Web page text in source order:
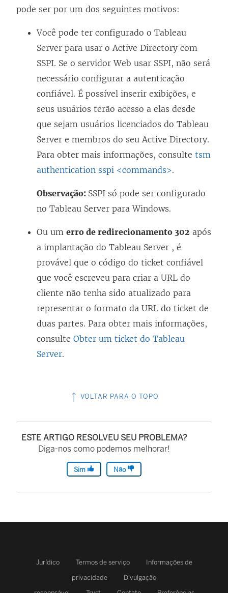
pode ser por um dos seguintes motivos:
Você pode ter configurado o Tableau
Server para usar o Active Directory com
SSPI. Se o servidor Web usar SSPI, não será
necessário configurar a autenticação
confiável. É possível inserir exibições, e
seus usuários terão acesso a elas desde
que sejam usuários licenciados do Tableau
Server e membros do seu Active Directory.
Para obter mais informações, consulte tsm
authentication sspi <commands>.
Observação: SSPI só pode ser configurado
no Tableau Server para Windows.
Ou um erro de redirecionamento 302 após
a implantação do Tableau Server , é
provável que o código do ticket confiável
que você escreveu para criar a URL do
cliente não tenha sido atualizado para
representar o formato da URL do ticket de
duas partes. Para obter mais informações,
consulte Obter um ticket do Tableau
Server.
VOLTAR PARA O TOPO
ESTE ARTIGO RESOLVEU SEU PROBLEMA?
Diga-nos como podemos melhorar!
Sim Não
Jurídico Termos de serviço
Informações de
privacidade
Divulgação